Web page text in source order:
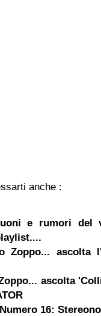
anche :
e rumori del
Zoppo... ascolta
ascolta
16: